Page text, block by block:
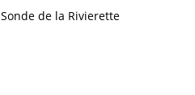
Sonde de la Rivierette